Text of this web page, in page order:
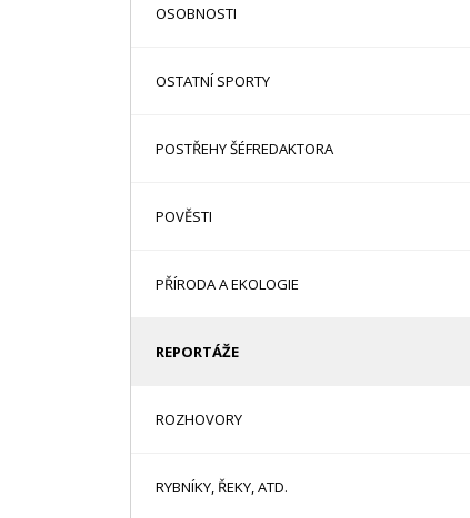
OSOBNOSTI
OSTATNÍ SPORTY
POSTŘEHY ŠÉFREDAKTORA
POVĚSTI
PŘÍRODA A EKOLOGIE
REPORTÁŽE
ROZHOVORY
RYBNÍKY, ŘEKY, ATD.